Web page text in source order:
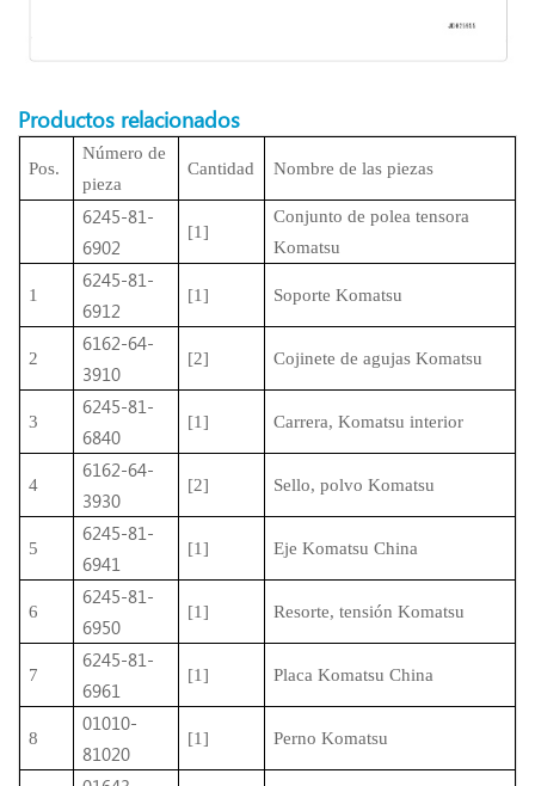
Productos relacionados
Pos.
Número de
pieza
Cantidad Nombre de las piezas
6245-81-
6902
[1]
Conjunto de polea tensora
Komatsu
1
6245-81-
6912
[1] Soporte Komatsu
2
6162-64-
3910
[2] Cojinete de agujas Komatsu
3
6245-81-
6840
[1] Carrera, Komatsu interior
4
6162-64-
3930
[2] Sello, polvo Komatsu
5
6245-81-
6941
[1] Eje Komatsu China
6
6245-81-
6950
[1] Resorte, tensión Komatsu
7
6245-81-
6961
[1] Placa Komatsu China
8
01010-
81020
[1] Perno Komatsu